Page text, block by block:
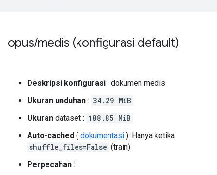
opus/medis (konfigurasi default)
Deskripsi konfigurasi : dokumen medis
Ukuran unduhan : 34.29 MiB
Ukuran dataset : 188.85 MiB
Auto-cached ( dokumentasi ): Hanya ketika
shuffle_files=False (train)
Perpecahan :